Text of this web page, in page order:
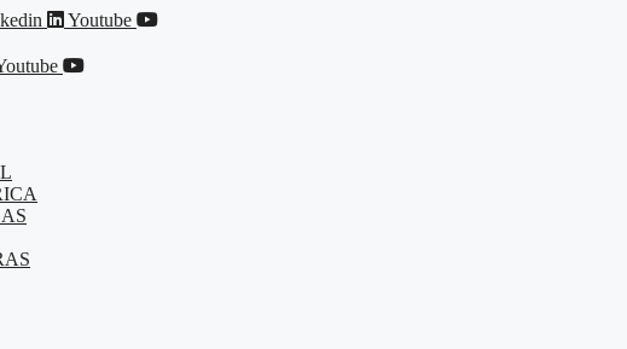
Youtube